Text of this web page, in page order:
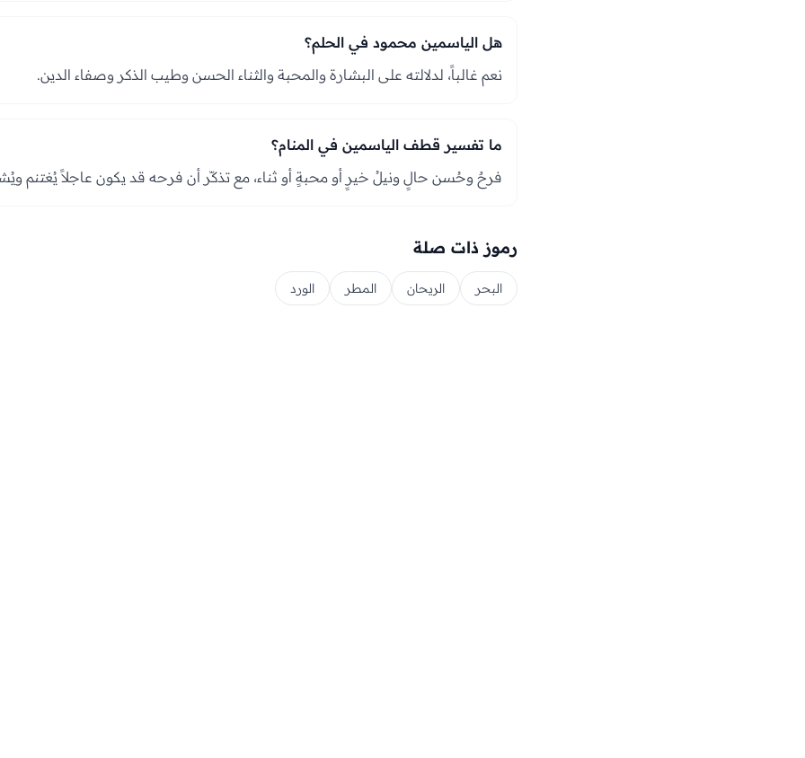
هل الياسمين محمود في الحلم؟
نعم غالباً، لدلالته على البشارة والمحبة والثناء الحسن وطيب الذكر وصفاء الدين.
ما تفسير قطف الياسمين في المنام؟
فرحٌ وحُسن حالٍ ونيلُ خيرٍ أو محبةٍ أو ثناء، مع تذكّر أن فرحه قد يكون عاجلاً يُغتنم
رموز ذات صلة
البحر الريحان المطر الورد